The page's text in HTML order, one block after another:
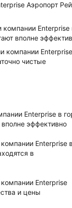
Аэропорт
компании Enterprise
вполне
компании
чистые
Enterprise в
эффективно
Enterprise в
в
Enterprise
и цены